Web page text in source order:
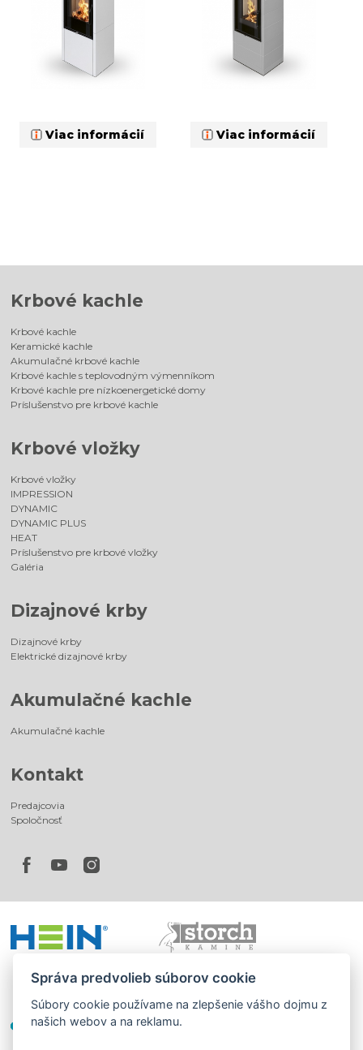
Viac informácií Viac informácií
Krbové kachle
Krbové kachle
Keramické kachle
Akumulačné krbové kachle
Krbové kachle s teplovodným výmenníkom
Krbové kachle pre nízkoenergetické domy
Príslušenstvo pre krbové kachle
Krbové vložky
Krbové vložky
IMPRESSION
DYNAMIC
DYNAMIC PLUS
HEAT
Príslušenstvo pre krbové vložky
Galéria
Dizajnové krby
Dizajnové krby
Elektrické dizajnové krby
Akumulačné kachle
Akumulačné kachle
Kontakt
Predajcovia
Spoločnosť
Správa predvolieb súborov cookie
Súbory cookie používame na zlepšenie vášho dojmu z
našich webov a na reklamu.